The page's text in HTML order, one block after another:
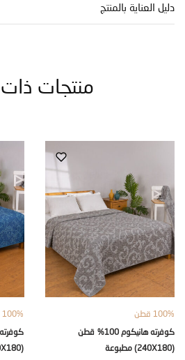
بالمنتج
منتجات ذات
كوفرته هانيكوم 100% قطن